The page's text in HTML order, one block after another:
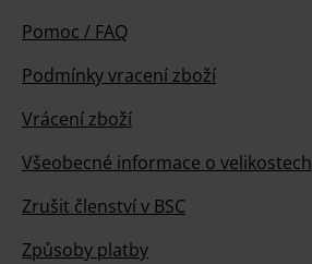
Pomoc / FAQ
Podmínky vracení zboží
Vrácení zboží
Všeobecné informace o velikostech
Zrušit členství v BSC
Způsoby platby